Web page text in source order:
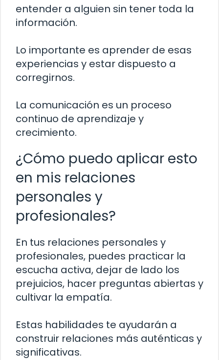
entender a alguien sin tener toda la
información.
Lo importante es aprender de esas
experiencias y estar dispuesto a
corregirnos.
La comunicación es un proceso
continuo de aprendizaje y
crecimiento.
¿Cómo puedo aplicar esto
en mis relaciones
personales y
profesionales?
En tus relaciones personales y
profesionales, puedes practicar la
escucha activa, dejar de lado los
prejuicios, hacer preguntas abiertas y
cultivar la empatía.
Estas habilidades te ayudarán a
construir relaciones más auténticas y
significativas.